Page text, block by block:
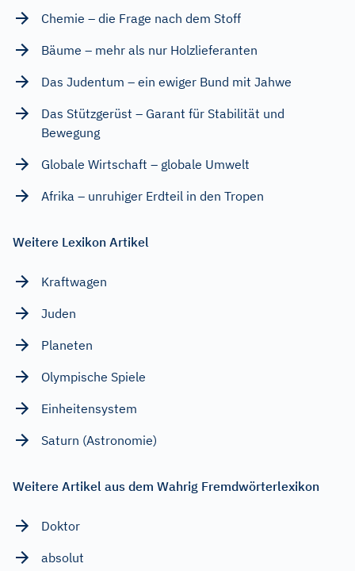
Chemie – die Frage nach dem Stoff
Bäume – mehr als nur Holzlieferanten
Das Judentum – ein ewiger Bund mit Jahwe
Das Stützgerüst – Garant für Stabilität und
Bewegung
Globale Wirtschaft – globale Umwelt
Afrika – unruhiger Erdteil in den Tropen
Weitere Lexikon Artikel
Kraftwagen
Juden
Planeten
Olympische Spiele
Einheitensystem
Saturn (Astronomie)
Weitere Artikel aus dem Wahrig Fremdwörterlexikon
Doktor
absolut